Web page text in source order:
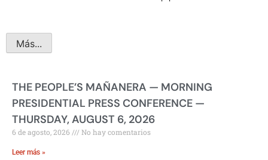
Más...
THE PEOPLE’S MAÑANERA — MORNING
PRESIDENTIAL PRESS CONFERENCE —
THURSDAY, AUGUST 6, 2026
6 de agosto, 2026 No hay comentarios
Leer más »